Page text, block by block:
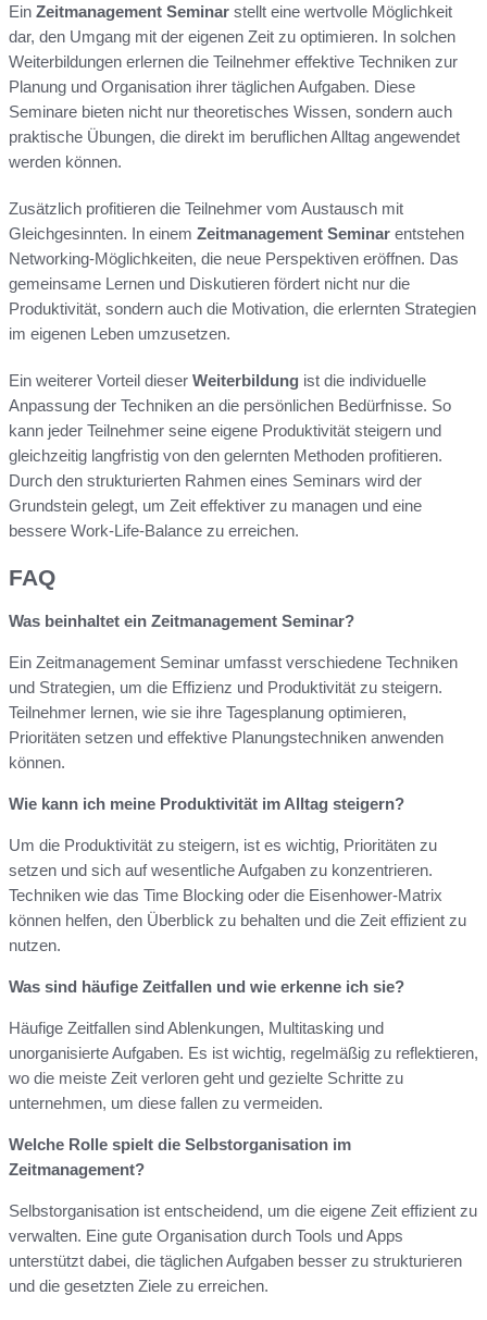
Ein Zeitmanagement Seminar stellt eine wertvolle Möglichkeit
dar, den Umgang mit der eigenen Zeit zu optimieren. In solchen
Weiterbildungen erlernen die Teilnehmer effektive Techniken zur
Planung und Organisation ihrer täglichen Aufgaben. Diese
Seminare bieten nicht nur theoretisches Wissen, sondern auch
praktische Übungen, die direkt im beruflichen Alltag angewendet
werden können.
Zusätzlich profitieren die Teilnehmer vom Austausch mit
Gleichgesinnten. In einem Zeitmanagement Seminar entstehen
Networking-Möglichkeiten, die neue Perspektiven eröffnen. Das
gemeinsame Lernen und Diskutieren fördert nicht nur die
Produktivität, sondern auch die Motivation, die erlernten Strategien
im eigenen Leben umzusetzen.
Ein weiterer Vorteil dieser Weiterbildung ist die individuelle
Anpassung der Techniken an die persönlichen Bedürfnisse. So
kann jeder Teilnehmer seine eigene Produktivität steigern und
gleichzeitig langfristig von den gelernten Methoden profitieren.
Durch den strukturierten Rahmen eines Seminars wird der
Grundstein gelegt, um Zeit effektiver zu managen und eine
bessere Work-Life-Balance zu erreichen.
FAQ
Was beinhaltet ein Zeitmanagement Seminar?
Ein Zeitmanagement Seminar umfasst verschiedene Techniken
und Strategien, um die Effizienz und Produktivität zu steigern.
Teilnehmer lernen, wie sie ihre Tagesplanung optimieren,
Prioritäten setzen und effektive Planungstechniken anwenden
können.
Wie kann ich meine Produktivität im Alltag steigern?
Um die Produktivität zu steigern, ist es wichtig, Prioritäten zu
setzen und sich auf wesentliche Aufgaben zu konzentrieren.
Techniken wie das Time Blocking oder die Eisenhower-Matrix
können helfen, den Überblick zu behalten und die Zeit effizient zu
nutzen.
Was sind häufige Zeitfallen und wie erkenne ich sie?
Häufige Zeitfallen sind Ablenkungen, Multitasking und
unorganisierte Aufgaben. Es ist wichtig, regelmäßig zu reflektieren,
wo die meiste Zeit verloren geht und gezielte Schritte zu
unternehmen, um diese fallen zu vermeiden.
Welche Rolle spielt die Selbstorganisation im
Zeitmanagement?
Selbstorganisation ist entscheidend, um die eigene Zeit effizient zu
verwalten. Eine gute Organisation durch Tools und Apps
unterstützt dabei, die täglichen Aufgaben besser zu strukturieren
und die gesetzten Ziele zu erreichen.